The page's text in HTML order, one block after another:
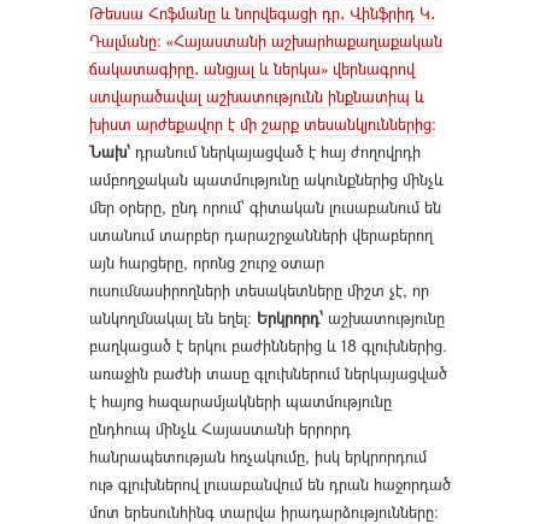
Թեսսա Հոֆմանը և նորվեգացի դր․ Վինֆրիդ Կ․
Դալմանը։ «Հայաստանի աշխարհաքաղաքական
ճակատագիրը․ անցյալ և ներկա» վերնագրով
ստվարածավալ աշխատությունն ինքնատիպ և
խիստ արժեքավոր է մի շարք տեսանկյուններից։
Նախ՝ դրանում ներկայացված է հայ ժողովրդի
ամբողջական պատմությունը ակունքներից մինչև
մեր օրերը, ընդ որում՝ գիտական լուսաբանում են
ստանում տարբեր դարաշրջանների վերաբերող
այն հարցերը, որոնց շուրջ օտար
ուսումնասիրողների տեսակետները միշտ չէ, որ
անկողմնակալ են եղել։ Երկրորդ՝ աշխատությունը
բաղկացած է երկու բաժիններից և 18 գլուխներից.
առաջին բաժնի տասը գլուխներում ներկայացված
է հայոց հազարամյակների պատմությունը
ընդհուպ մինչև Հայաստանի երրորդ
հանրապետության հռչակումը, իսկ երկրորդում
ութ գլուխներով լուսաբանվում են դրան հաջորդած
մոտ երեսունհինգ տարվա իրադարձությունները։